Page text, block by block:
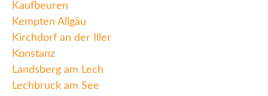
Kaufbeuren
Kempten Allgäu
Kirchdorf an der Iller
Konstanz
Landsberg am Lech
Lechbruck am See